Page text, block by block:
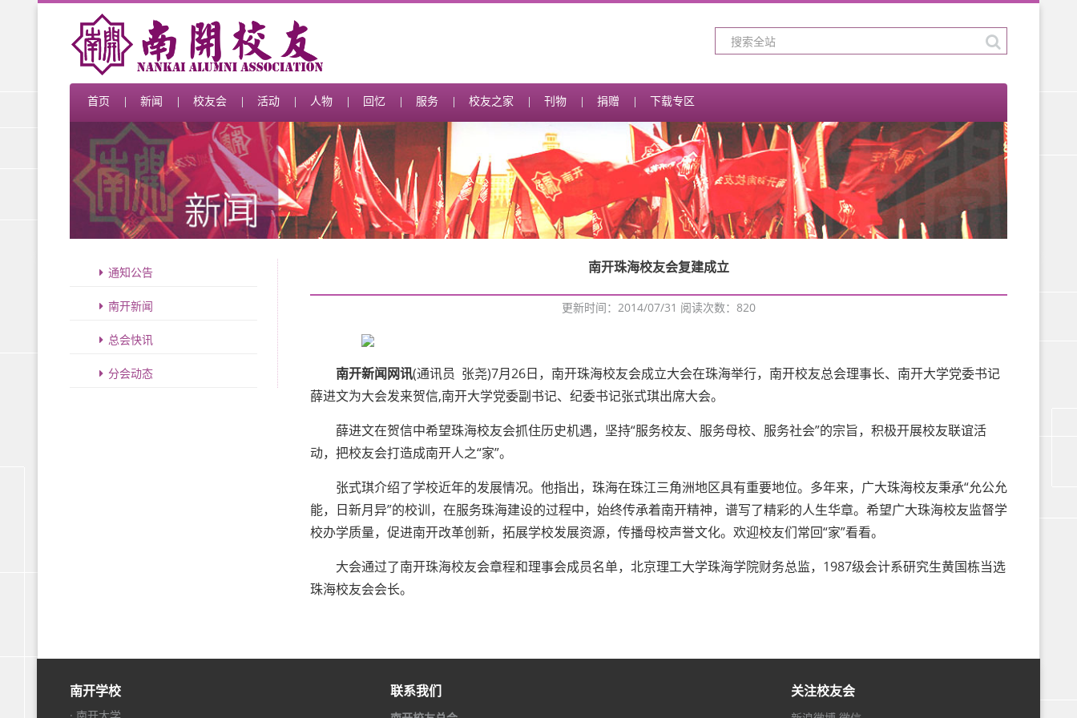
首页 新闻 校友会 活动 人物 回忆 服务 校友之家 刊物 捐赠 下载专区
通知公告
南开新闻
总会快讯
分会动态
南开珠海校友会复建成立
更新时间：2014/07/31 阅读次数： 820
南开新闻网讯(通讯员 张尧)7月26日，南开珠海校友会成立大会在珠海举行，南开校友总会理事长、南开大学党委书记
薛进文为大会发来贺信,南开大学党委副书记、纪委书记张式琪出席大会。
薛进文在贺信中希望珠海校友会抓住历史机遇，坚持“服务校友、服务母校、服务社会”的宗旨，积极开展校友联谊活
动，把校友会打造成南开人之“家”。
张式琪介绍了学校近年的发展情况。他指出，珠海在珠江三角洲地区具有重要地位。多年来，广大珠海校友秉承“允公允
能，日新月异”的校训，在服务珠海建设的过程中，始终传承着南开精神，谱写了精彩的人生华章。希望广大珠海校友监督学
校办学质量，促进南开改革创新，拓展学校发展资源，传播母校声誉文化。欢迎校友们常回“家”看看。
大会通过了南开珠海校友会章程和理事会成员名单，北京理工大学珠海学院财务总监，1987级会计系研究生黄国栋当选
珠海校友会会长。
南开学校 联系我们 关注校友会